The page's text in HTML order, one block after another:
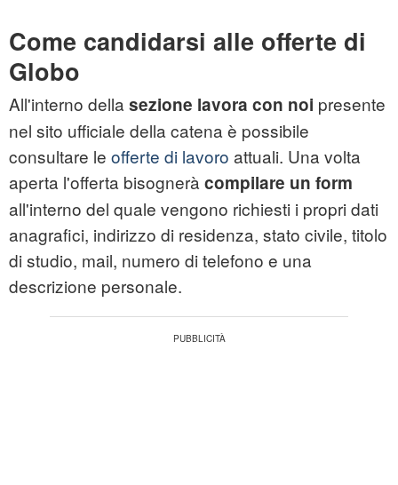
Come candidarsi alle offerte di
Globo
All'interno della sezione lavora con noi presente
nel sito ufficiale della catena è possibile
consultare le offerte di lavoro attuali. Una volta
aperta l'offerta bisognerà compilare un form
all'interno del quale vengono richiesti i propri dati
anagrafici, indirizzo di residenza, stato civile, titolo
di studio, mail, numero di telefono e una
descrizione personale.